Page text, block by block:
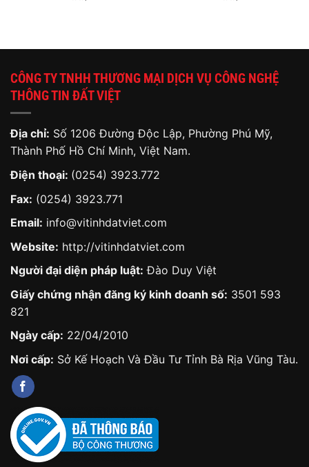
CÔNG TY TNHH THƯƠNG MẠI DỊCH VỤ CÔNG NGHỆ
THÔNG TIN ĐẤT VIỆT
Địa chỉ: Số 1206 Đường Độc Lập, Phường Phú Mỹ,
Thành Phố Hồ Chí Minh, Việt Nam.
Điện thoại: (0254) 3923.772
Fax: (0254) 3923.771
Email: info@vitinhdatviet.com
Website: http://vitinhdatviet.com
Người đại diện pháp luật: Đào Duy Việt
Giấy chứng nhận đăng ký kinh doanh số: 3501 593
821
Ngày cấp: 22/04/2010
Nơi cấp: Sở Kế Hoạch Và Đầu Tư Tỉnh Bà Rịa Vũng Tàu.